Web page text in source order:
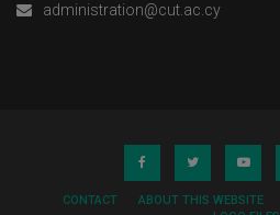
administration@cut.ac.cy
CONTACT ABOUT THIS WEBSITE